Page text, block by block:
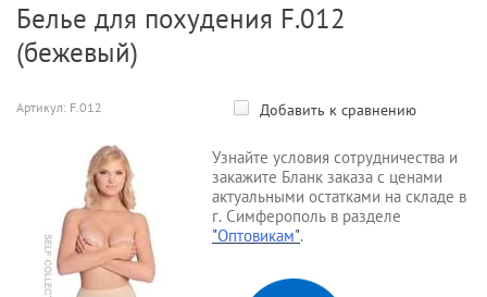
Белье для похудения F.012
(бежевый)
Артикул: F.012 Добавить к сравнению
Узнайте условия сотрудничества и
закажите Бланк заказа с ценами
актуальными остатками на складе в
г. Симферополь в разделе
"Оптовикам".